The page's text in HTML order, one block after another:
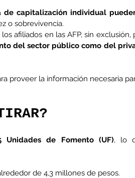
de capitalización individual
o sobrevivencia.
afiliados en las AFP, sin exclusión,
del sector público como del
proveer la información necesaria
Unidades de Fomento (UF), lo
de 4,3 millones de pesos.